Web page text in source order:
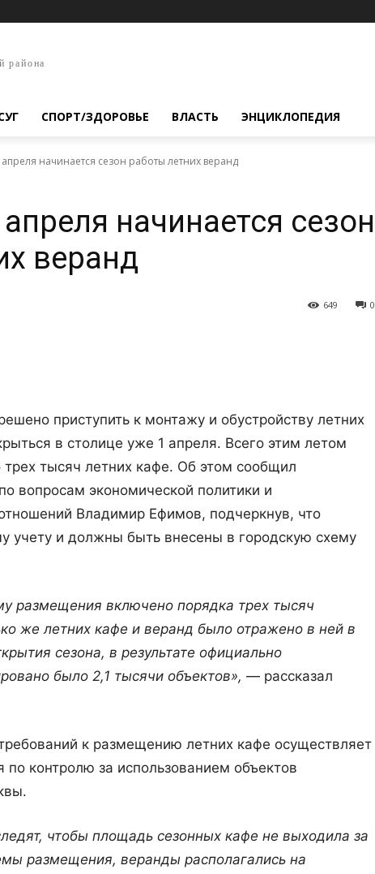
района
СПОРТ/ЗДОРОВЬЕ ВЛАСТЬ ЭНЦИКЛОПЕДИЯ
начинается сезон работы летних веранд
начинается сезон
веранд
0
649
приступить к монтажу и обустройству летних
в столице уже 1 апреля. Всего этим летом
трех тысяч летних кафе. Об этом сообщил
вопросам экономической политики и
Владимир Ефимов, подчеркнув, что
учету и должны быть внесены в городскую схему
размещения включено порядка трех тысяч
же летних кафе и веранд было отражено в ней в
сезона, в результате официально
было 2,1 тысячи объектов», — рассказал
к размещению летних кафе осуществляет
по контролю за использованием объектов
чтобы площадь сезонных кафе не выходила за
размещения, веранды располагались на